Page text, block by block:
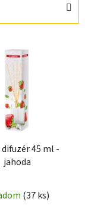
45 ml -
jahoda
(37 ks)